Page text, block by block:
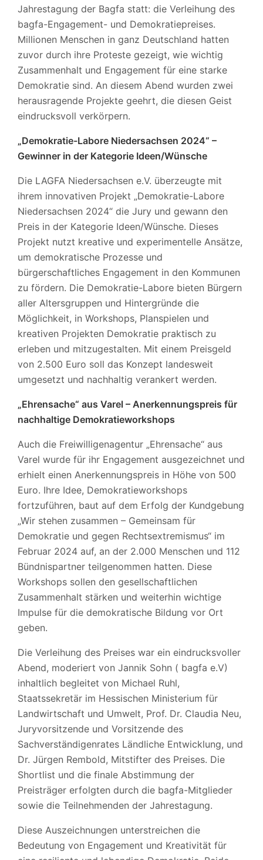
Jahrestagung der Bagfa statt: die Verleihung des
bagfa-Engagement- und Demokratiepreises.
Millionen Menschen in ganz Deutschland hatten
zuvor durch ihre Proteste gezeigt, wie wichtig
Zusammenhalt und Engagement für eine starke
Demokratie sind. An diesem Abend wurden zwei
herausragende Projekte geehrt, die diesen Geist
eindrucksvoll verkörpern.
„Demokratie-Labore Niedersachsen 2024“ –
Gewinner in der Kategorie Ideen/Wünsche
Die LAGFA Niedersachsen e.V. überzeugte mit
ihrem innovativen Projekt „Demokratie-Labore
Niedersachsen 2024“ die Jury und gewann den
Preis in der Kategorie Ideen/Wünsche. Dieses
Projekt nutzt kreative und experimentelle Ansätze,
um demokratische Prozesse und
bürgerschaftliches Engagement in den Kommunen
zu fördern. Die Demokratie-Labore bieten Bürgern
aller Altersgruppen und Hintergründe die
Möglichkeit, in Workshops, Planspielen und
kreativen Projekten Demokratie praktisch zu
erleben und mitzugestalten. Mit einem Preisgeld
von 2.500 Euro soll das Konzept landesweit
umgesetzt und nachhaltig verankert werden.
„Ehrensache“ aus Varel – Anerkennungspreis für
nachhaltige Demokratieworkshops
Auch die Freiwilligenagentur „Ehrensache“ aus
Varel wurde für ihr Engagement ausgezeichnet und
erhielt einen Anerkennungspreis in Höhe von 500
Euro. Ihre Idee, Demokratieworkshops
fortzuführen, baut auf dem Erfolg der Kundgebung
„Wir stehen zusammen – Gemeinsam für
Demokratie und gegen Rechtsextremismus“ im
Februar 2024 auf, an der 2.000 Menschen und 112
Bündnispartner teilgenommen hatten. Diese
Workshops sollen den gesellschaftlichen
Zusammenhalt stärken und weiterhin wichtige
Impulse für die demokratische Bildung vor Ort
geben.
Die Verleihung des Preises war ein eindrucksvoller
Abend, moderiert von Jannik Sohn ( bagfa e.V)
inhaltlich begleitet von Michael Ruhl,
Staatssekretär im Hessischen Ministerium für
Landwirtschaft und Umwelt, Prof. Dr. Claudia Neu,
Juryvorsitzende und Vorsitzende des
Sachverständigenrates Ländliche Entwicklung, und
Dr. Jürgen Rembold, Mitstifter des Preises. Die
Shortlist und die finale Abstimmung der
Preisträger erfolgten durch die bagfa-Mitglieder
sowie die Teilnehmenden der Jahrestagung.
Diese Auszeichnungen unterstreichen die
Bedeutung von Engagement und Kreativität für